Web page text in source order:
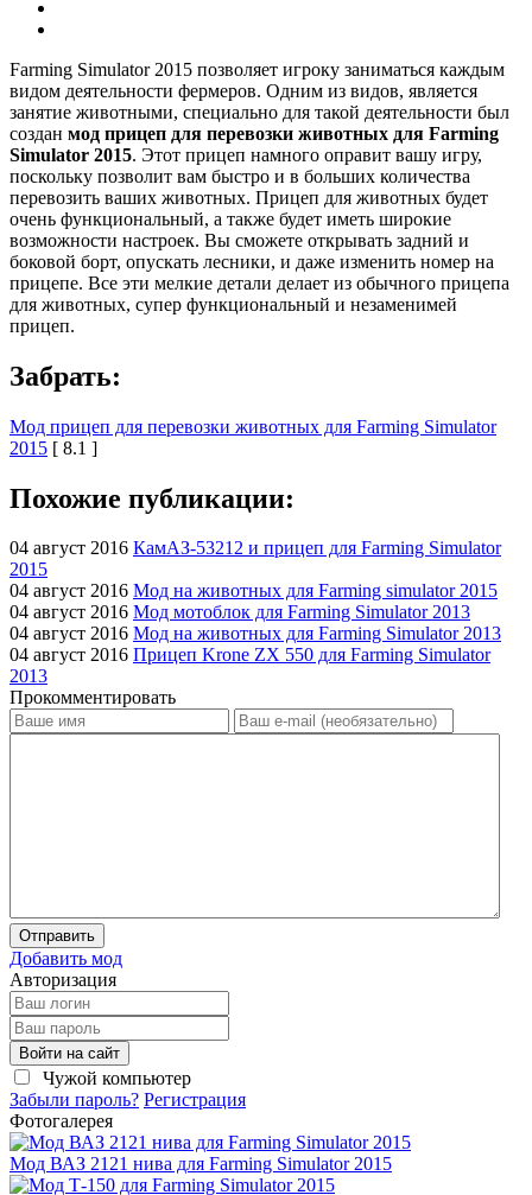
Farming Simulator 2015 позволяет игроку заниматься каждым
видом деятельности фермеров. Одним из видов, является
занятие животными, специально для такой деятельности был
создан мод прицеп для перевозки животных для Farming
Simulator 2015. Этот прицеп намного оправит вашу игру,
поскольку позволит вам быстро и в больших количества
перевозить ваших животных. Прицеп для животных будет
очень функциональный, а также будет иметь широкие
возможности настроек. Вы сможете открывать задний и
боковой борт, опускать лесники, и даже изменить номер на
прицепе. Все эти мелкие детали делает из обычного прицепа
для животных, супер функциональный и незаменимей
прицеп.
Забрать:
Мод прицеп для перевозки животных для Farming Simulator
2015 [ 8.1 ]
Похожие публикации:
04 август 2016 КамАЗ-53212 и прицеп для Farming Simulator
2015
04 август 2016 Мод на животных для Farming simulator 2015
04 август 2016 Мод мотоблок для Farming Simulator 2013
04 август 2016 Мод на животных для Farming Simulator 2013
04 август 2016 Прицеп Krone ZX 550 для Farming Simulator
2013
Прокомментировать
Отправить
Добавить мод
Авторизация
Войти на сайт
Чужой компьютер
Забыли пароль? Регистрация
Фотогалерея
Мод ВАЗ 2121 нива для Farming Simulator 2015